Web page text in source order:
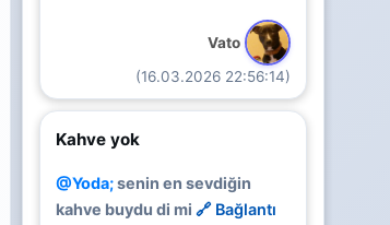
Vato
(16.03.2026 22:56:14)
Kahve yok
@Yoda;senin en sevdiğin
kahve buydu di mi🔗 Bağlantı